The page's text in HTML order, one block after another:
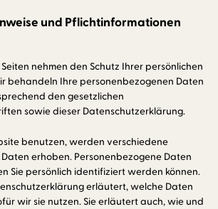
und Pflichtinformationen
nehmen den Schutz Ihrer persönlichen
behandeln Ihre personenbezogenen Daten
den gesetzlichen
sowie dieser Datenschutzerklärung.
benutzen, werden verschiedene
erhoben. Personenbezogene Daten
Sie persönlich identifiziert werden können.
erläutert, welche Daten
wir sie nutzen. Sie erläutert auch, wie und